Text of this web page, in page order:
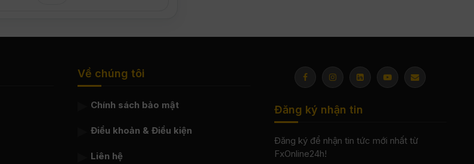
Về chúng tôi
Chính sách bảo mật
Điều khoản & Điều kiện
Liên hệ
Đăng ký nhận tin
Đăng ký để nhận tin tức mới nhất từ
FxOnline24h!